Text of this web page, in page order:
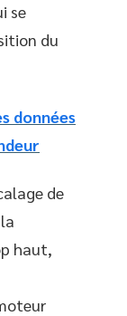
se
du
données
de
haut,